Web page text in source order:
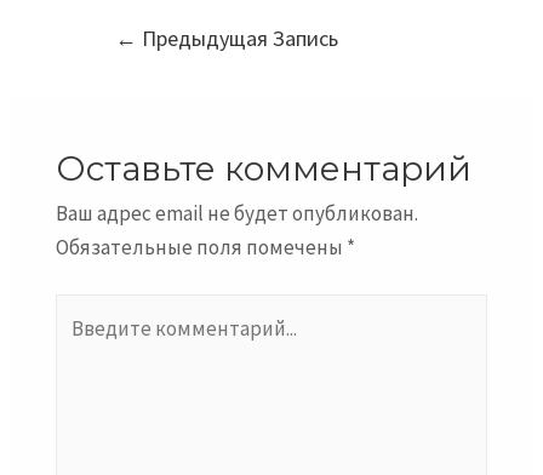
Навигация
← Предыдущая Запись
Оставьте комментарий
Ваш адрес email не будет опубликован.
Обязательные поля помечены *
комментарий...